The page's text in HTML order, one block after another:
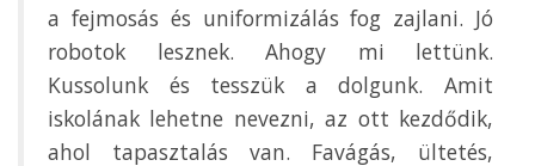
a fejmosás és uniformizálás fog zajlani. Jó
robotok lesznek. Ahogy mi lettünk.
Kussolunk és tesszük a dolgunk. Amit
iskolának lehetne nevezni, az ott kezdődik,
ahol tapasztalás van. Favágás, ültetés,